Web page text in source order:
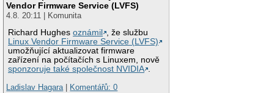
Vendor Firmware Service (LVFS)
4.8. 20:11 | Komunita
Richard Hughesoznámil
, že službu
Linux Vendor Firmware Service (LVFS)
umožňující aktualizovat firmware
zařízení na počítačích s Linuxem, nově
sponzoruje také společnost NVIDIA .
Ladislav Hagara| Komentářů: 0